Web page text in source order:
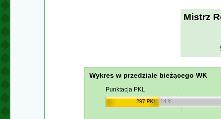
Mistrz
Wykres w przedziale bieżącego WK
Punktacja PKL
297 PKL 14 %